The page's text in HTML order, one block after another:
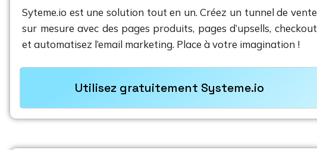
Syteme.io est une solution tout en un. Créez un tunnel de vente
sur mesure avec des pages produits, pages d’upsells, checkout
et automatisez l’email marketing. Place à votre imagination !
Utilisez gratuitement Systeme.io